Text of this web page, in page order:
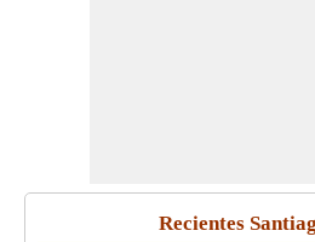
Recientes